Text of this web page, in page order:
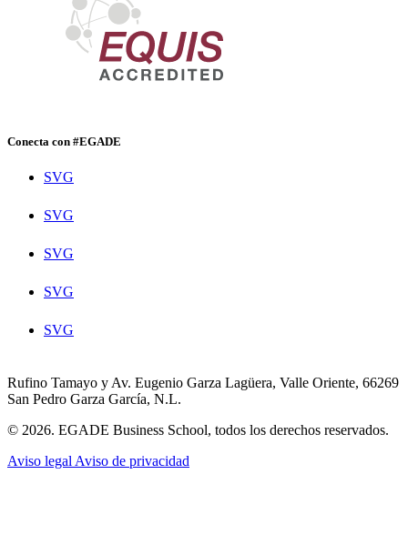
Conecta con #EGADE
SVG
SVG
SVG
SVG
SVG
Rufino Tamayo y Av. Eugenio Garza Lagüera, Valle Oriente, 66269
San Pedro Garza García, N.L.
© 2026. EGADE Business School, todos los derechos reservados.
Aviso legal Aviso de privacidad